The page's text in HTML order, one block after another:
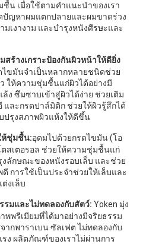
น เมื่อใช้ตามคำแนะนำของเรา
ปัญหาผมแตกปลายและผมขาดร่วง
เงางาม และบำรุงหนังศีรษะและ
ร้างเกราะป้องกันผิวหน้าให้ดียิ่ง
ไขมันจำเป็นหลากหลายชนิดช่วย
ให้ความชุ่มชื้นแก่ผิวได้อย่างมี
ง ซึมซาบเข้าสู่ผิวได้ง่าย ช่วยเติม
ละกรดปาล์มิติก ช่วยให้ผิวรู้สึกได้
ปรุงสภาพผิวแห้งให้ดีขึ้น
ห้ชุ่มชื้น:อุดมไปด้วยกรดไขมัน (โอ
ตสเตอรอล ช่วยให้ความชุ่มชื้นแก่
ลักษณะของหนังรอบเล็บ และช่วย
การใช้เป็นประจำช่วยให้เล็บและ
งเล็บ
รมและไม่ทดลองกับสัตว์: Yoken มุ่ง
รีเมียมที่ได้มาอย่างมีจริยธรรม
ากพาราเบน ซัลเฟต ไม่ทดลองกับ
ง ผลิตภัณฑ์ของเราไม่ผ่านการ